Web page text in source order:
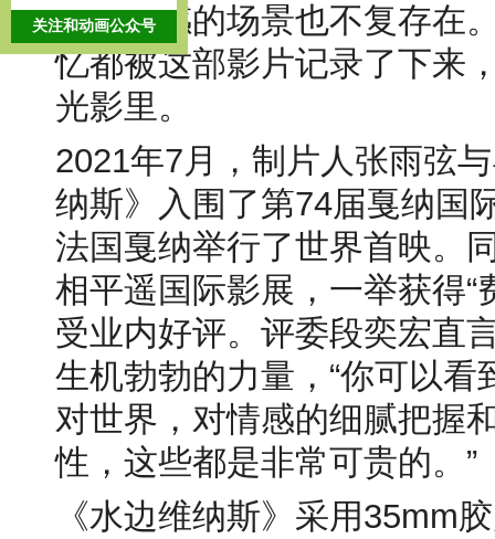
具时代感的场景也不复存在
忆都被这部影片记录了下来
光影里。
2021年7月，制片人张雨弦
纳斯》入围了第74届戛纳国
法国戛纳举行了世界首映。
相平遥国际影展，一举获得“
受业内好评。评委段奕宏直
生机勃勃的力量，“你可以
对世界，对情感的细腻把握
性，这些都是非常可贵的。”
《水边维纳斯》采用35mm
关注和动画公众号